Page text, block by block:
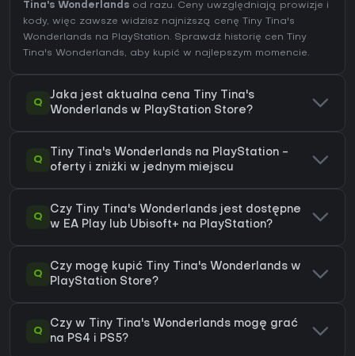
Tina's Wonderlands od razu. Ceny uwzględniają prowizje i
kody, więc zawsze widzisz najniższą cenę Tiny Tina's
Wonderlands na PlayStation. Sprawdź historię cen Tiny
Tina's Wonderlands, aby kupić w najlepszym momencie.
Q
Jaka jest aktualna cena Tiny Tina's
Wonderlands w PlayStation Store?
Q
Tiny Tina's Wonderlands na PlayStation -
oferty i zniżki w jednym miejscu
Q
Czy Tiny Tina's Wonderlands jest dostępne
w EA Play lub Ubisoft+ na PlayStation?
Q
Czy mogę kupić Tiny Tina's Wonderlands w
PlayStation Store?
Q
Czy w Tiny Tina's Wonderlands mogę grać
na PS4 i PS5?